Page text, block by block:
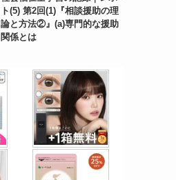
ト(5) 第2回(1)『相談援助の理
論と方法②』(a)専門的な援助
関係とは